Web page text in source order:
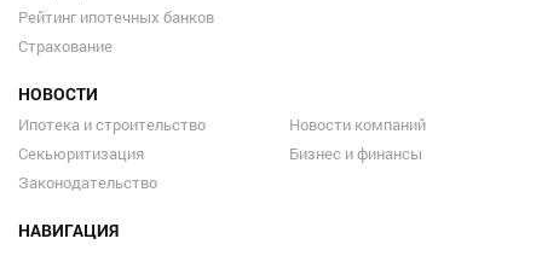
Рейтинг ипотечных банков
Страхование
НОВОСТИ
Ипотека и строительство
Секьюритизация
Законодательство
Новости компаний
Бизнес и финансы
НАВИГАЦИЯ